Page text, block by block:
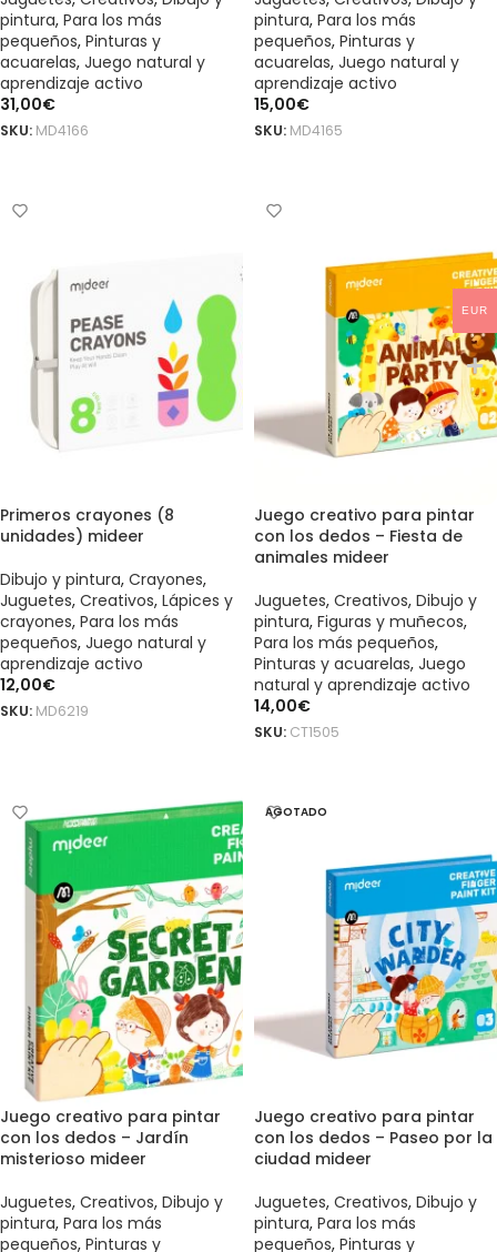
pintura, Para los más
pequeños, Pinturas y
acuarelas, Juego natural y
aprendizaje activo
31,00€
SKU: MD4166
pintura, Para los más
pequeños, Pinturas y
acuarelas, Juego natural y
aprendizaje activo
15,00€
SKU: MD4165
Primeros crayones (8
unidades) mideer
Dibujo y pintura, Crayones,
Juguetes, Creativos, Lápices y
crayones, Para los más
pequeños, Juego natural y
aprendizaje activo
12,00€
SKU: MD6219
Juego creativo para pintar
con los dedos – Fiesta de
animales mideer
Juguetes, Creativos, Dibujo y
pintura, Figuras y muñecos,
Para los más pequeños,
Pinturas y acuarelas, Juego
natural y aprendizaje activo
14,00€
SKU: CT1505
Juego creativo para pintar
con los dedos – Jardín
misterioso mideer
Juguetes, Creativos, Dibujo y
pintura, Para los más
pequeños, Pinturas y
AGOTADO
Juego creativo para pintar
con los dedos – Paseo por la
ciudad mideer
Juguetes, Creativos, Dibujo y
pintura, Para los más
pequeños, Pinturas y
EUR